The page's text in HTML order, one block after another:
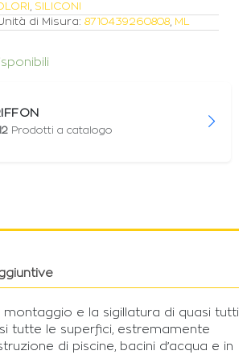
, SILICONI
di Misura: 8710439260808, ML
Prodotti a catalogo
montaggio e la sigillatura di quasi tutti
tutte le superfici, estremamente
di piscine, bacini d’acqua e in